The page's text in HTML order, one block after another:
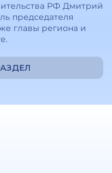
РФ Дмитрий
председателя
главы региона и